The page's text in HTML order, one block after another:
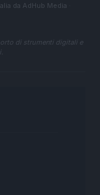
da AdHub Media
di strumenti digitali e